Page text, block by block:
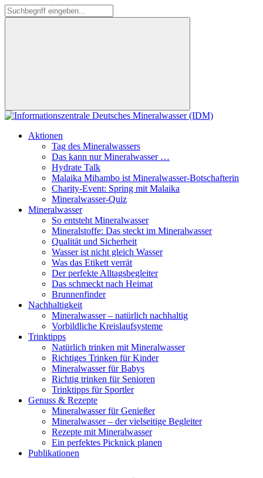
Aktionen
Tag des Mineralwassers
Das kann nur Mineralwasser …
Hydrate Talk
Malaika Mihambo ist Mineralwasser-Botschafterin
Charity-Event: Spring mit Malaika
Mineralwasser-Quiz
Mineralwasser
So entsteht Mineralwasser
Mineralstoffe: Das steckt im Mineralwasser
Qualität und Sicherheit
Wasser ist nicht gleich Wasser
Was das Etikett verrät
Der perfekte Alltagsbegleiter
Das schmeckt nach Heimat
Brunnenfinder
Nachhaltigkeit
Mineralwasser – natürlich nachhaltig
Vorbildliche Kreislaufsysteme
Trinktipps
Natürlich trinken mit Mineralwasser
Richtiges Trinken für Kinder
Mineralwasser für Babys
Richtig trinken für Senioren
Trinktipps für Sportler
Genuss & Rezepte
Mineralwasser für Genießer
Mineralwasser – der vielseitige Begleiter
Rezepte mit Mineralwasser
Ein perfektes Picknick planen
Publikationen